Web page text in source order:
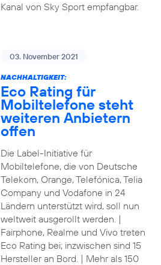
Kanal von Sky Sport empfangbar.
03. November 2021
NACHHALTIGKEIT:
Eco Rating für
Mobiltelefone steht
weiteren Anbietern
offen
Die Label-Initiative für
Mobiltelefone, die von Deutsche
Telekom, Orange, Telefónica, Telia
Company und Vodafone in 24
Ländern unterstützt wird, soll nun
weltweit ausgerollt werden. |
Fairphone, Realme und Vivo treten
Eco Rating bei; inzwischen sind 15
Hersteller an Bord. | Mehr als 150